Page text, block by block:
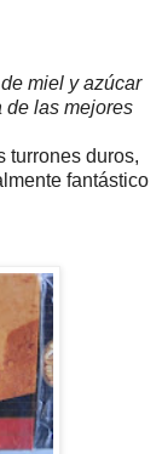
miel y azúcar
de las mejores
turrones duros,
fantástico